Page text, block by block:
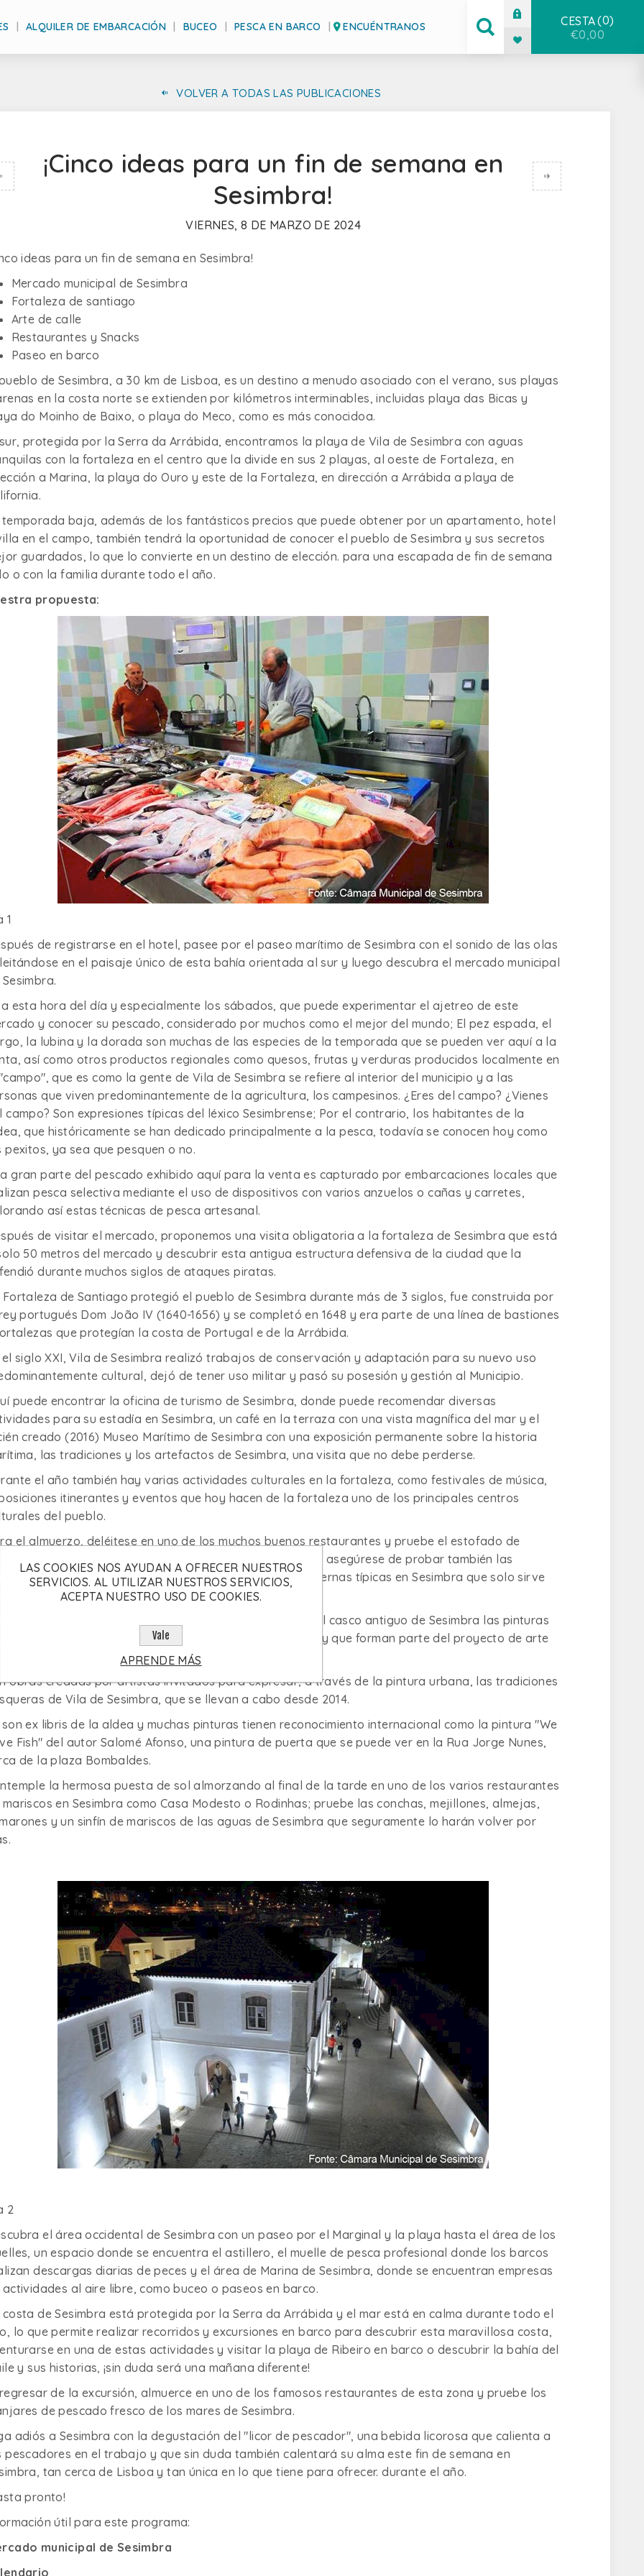
ALQUILER DE EMBARCACIÓN BUCEO PESCA EN BARCO ENCUÉNTRANOS CESTA 0
€0,00
VOLVER A TODAS LAS PUBLICACIONES
¡Cinco ideas para un fin de semana en
Sesimbra!
VIERNES, 8 DE MARZO DE 2024
ideas para un fin de semana en Sesimbra!
Mercado municipal de Sesimbra
Fortaleza de santiago
Arte de calle
Restaurantes y Snacks
Paseo en barco
de Sesimbra, a 30 km de Lisboa, es un destino a menudo asociado con el verano, sus playas
en la costa norte se extienden por kilómetros interminables, incluidas playa das Bicas y
do Moinho de Baixo, o playa do Meco, como es más conocidoa.
protegida por la Serra da Arrábida, encontramos la playa de Vila de Sesimbra con aguas
con la fortaleza en el centro que la divide en sus 2 playas, al oeste de Fortaleza, en
a Marina, la playa do Ouro y este de la Fortaleza, en dirección a Arrábida a playa de
temporada baja, además de los fantásticos precios que puede obtener por un apartamento, hotel
en el campo, también tendrá la oportunidad de conocer el pueblo de Sesimbra y sus secretos
guardados, lo que lo convierte en un destino de elección. para una escapada de fin de semana
o con la familia durante todo el año.
propuesta:
1
de registrarse en el hotel, pasee por el paseo marítimo de Sesimbra con el sonido de las olas
en el paisaje único de esta bahía orientada al sur y luego descubra el mercado municipal
a esta hora del día y especialmente los sábados, que puede experimentar el ajetreo de este
y conocer su pescado, considerado por muchos como el mejor del mundo; El pez espada, el
la lubina y la dorada son muchas de las especies de la temporada que se pueden ver aquí a la
así como otros productos regionales como quesos, frutas y verduras producidos localmente en
que es como la gente de Vila de Sesimbra se refiere al interior del municipio y a las
que viven predominantemente de la agricultura, los campesinos. ¿Eres del campo? ¿Vienes
campo? Son expresiones típicas del léxico Sesimbrense; Por el contrario, los habitantes de la
que históricamente se han dedicado principalmente a la pesca, todavía se conocen hoy como
pexitos, ya sea que pesquen o no.
gran parte del pescado exhibido aquí para la venta es capturado por embarcaciones locales que
pesca selectiva mediante el uso de dispositivos con varios anzuelos o cañas y carretes,
así estas técnicas de pesca artesanal.
de visitar el mercado, proponemos una visita obligatoria a la fortaleza de Sesimbra que está
50 metros del mercado y descubrir esta antigua estructura defensiva de la ciudad que la
durante muchos siglos de ataques piratas.
Fortaleza de Santiago protegió el pueblo de Sesimbra durante más de 3 siglos, fue construida por
portugués Dom João IV (1640-1656) y se completó en 1648 y era parte de una línea de bastiones
que protegían la costa de Portugal e de la Arrábida.
el siglo XXI, Vila de Sesimbra realizó trabajos de conservación y adaptación para su nuevo uso
cultural, dejó de tener uso militar y pasó su posesión y gestión al Municipio.
puede encontrar la oficina de turismo de Sesimbra, donde puede recomendar diversas
para su estadía en Sesimbra, un café en la terraza con una vista magnífica del mar y el
creado (2016) Museo Marítimo de Sesimbra con una exposición permanente sobre la historia
las tradiciones y los artefactos de Sesimbra, una visita que no debe perderse.
el año también hay varias actividades culturales en la fortaleza, como festivales de música,
itinerantes y eventos que hoy hacen de la fortaleza uno de los principales centros
del pueblo.
el almuerzo, deléitese en uno de los muchos buenos restaurantes y pruebe el estofado de
el pez espada a la parrilla o la pasta de pescado; asegúrese de probar también las
“Isaías” en el casco antiguo, una de las últimas tabernas típicas en Sesimbra que solo sirve
Se recomienda ir temprano, no hay cita.
la tarde, pasee tranquilamente por la playa y visite en el casco antiguo de Sesimbra las pinturas
que adornan las puertas y paredes de estas calles y que forman parte del proyecto de arte
"El arte salió a la calle".
obras creadas por artistas invitados para expresar, a través de la pintura urbana, las tradiciones
de Vila de Sesimbra, que se llevan a cabo desde 2014.
son ex libris de la aldea y muchas pinturas tienen reconocimiento internacional como la pintura "We
Fish" del autor Salomé Afonso, una pintura de puerta que se puede ver en la Rua Jorge Nunes,
de la plaza Bombaldes.
la hermosa puesta de sol almorzando al final de la tarde en uno de los varios restaurantes
mariscos en Sesimbra como Casa Modesto o Rodinhas; pruebe las conchas, mejillones, almejas,
y un sinfín de mariscos de las aguas de Sesimbra que seguramente lo harán volver por
2
el área occidental de Sesimbra con un paseo por el Marginal y la playa hasta el área de los
un espacio donde se encuentra el astillero, el muelle de pesca profesional donde los barcos
descargas diarias de peces y el área de Marina de Sesimbra, donde se encuentran empresas
actividades al aire libre, como buceo o paseos en barco.
costa de Sesimbra está protegida por la Serra da Arrábida y el mar está en calma durante todo el
lo que permite realizar recorridos y excursiones en barco para descubrir esta maravillosa costa,
en una de estas actividades y visitar la playa de Ribeiro en barco o descubrir la bahía del
y sus historias, ¡sin duda será una mañana diferente!
de la excursión, almuerce en uno de los famosos restaurantes de esta zona y pruebe los
de pescado fresco de los mares de Sesimbra.
adiós a Sesimbra con la degustación del "licor de pescador", una bebida licorosa que calienta a
pescadores en el trabajo y que sin duda también calentará su alma este fin de semana en
tan cerca de Lisboa y tan única en lo que tiene para ofrecer. durante el año.
pronto!
útil para este programa:
municipal de Sesimbra
LAS COOKIES NOS AYUDAN A OFRECER NUESTROS
SERVICIOS. AL UTILIZAR NUESTROS SERVICIOS,
ACEPTA NUESTRO USO DE COOKIES.
Vale
APRENDE MÁS